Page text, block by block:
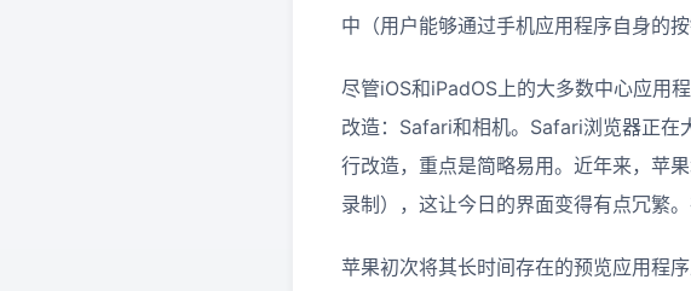
中（用户能够通过手机应用程序自身的按
尽管iOS和iPadOS上的大多数中心应用
改造：Safari和相机。Safari浏览器正在
行改造，重点是简略易用。近年来，苹
录制），这让今日的界面变得有点冗繁
苹果初次将其长时间存在的预览应用程